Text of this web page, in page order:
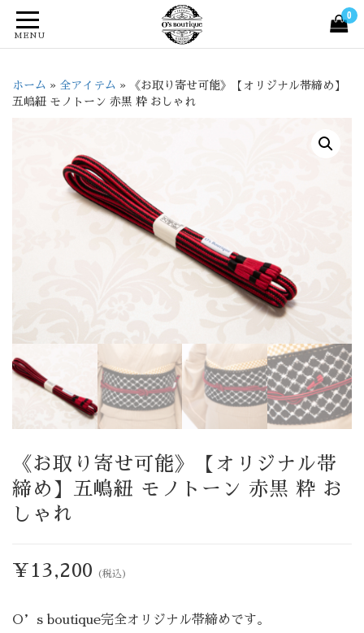
MENU
0
ホーム » 全アイテム »
《お取り寄せ可能》【オリジナル帯締め】
五嶋紐 モノトーン 赤黒 粋 おしゃれ
《お取り寄せ可能》【オリジナル帯
締め】五嶋紐 モノトーン 赤黒 粋 お
しゃれ
¥ 13,200 (税込)
O’s boutique完全オリジナル帯締めです。